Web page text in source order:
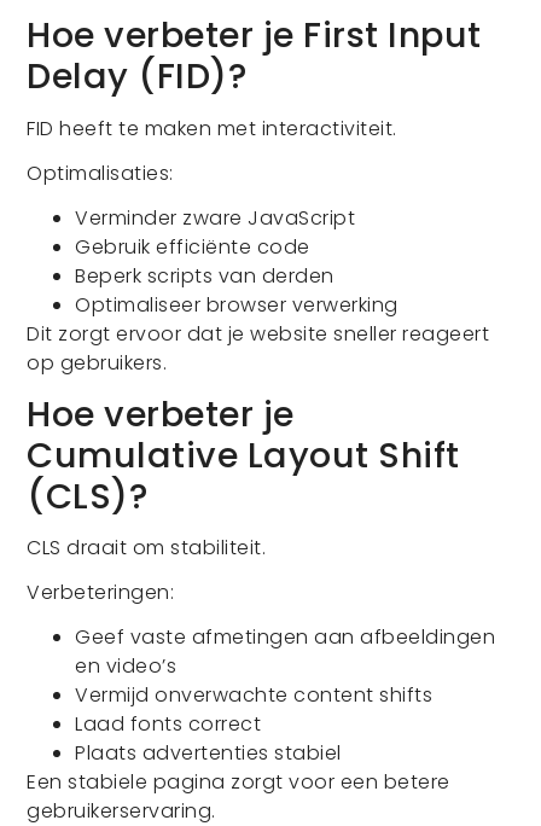
Hoe verbeter je First Input
Delay (FID)?
FID heeft te maken met interactiviteit.
Optimalisaties:
Verminder zware JavaScript
Gebruik efficiënte code
Beperk scripts van derden
Optimaliseer browser verwerking
Dit zorgt ervoor dat je website sneller reageert
op gebruikers.
Hoe verbeter je
Cumulative Layout Shift
(CLS)?
CLS draait om stabiliteit.
Verbeteringen:
Geef vaste afmetingen aan afbeeldingen
en video’s
Vermijd onverwachte content shifts
Laad fonts correct
Plaats advertenties stabiel
Een stabiele pagina zorgt voor een betere
gebruikerservaring.